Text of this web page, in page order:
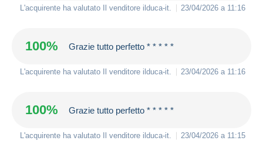
L'acquirente ha valutato Il venditore ilduca-it. 23/04/2026 a 11:16
100% Grazie tutto perfetto * * * * *
L'acquirente ha valutato Il venditore ilduca-it. 23/04/2026 a 11:16
100% Grazie tutto perfetto * * * * *
L'acquirente ha valutato Il venditore ilduca-it. 23/04/2026 a 11:15